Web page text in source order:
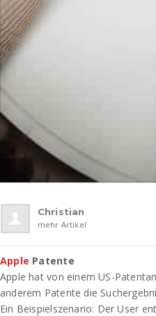
Christian
mehr Artikel
Apple Patente
Apple hat von einem US-
anderem Patente die
Ein Beispielszenario: Der User